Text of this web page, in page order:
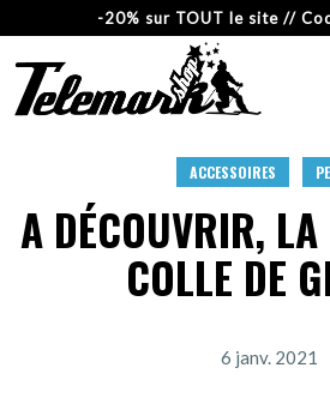
-20% sur TOUT le site //
ACCESSOIRES
A DÉCOUVRIR,
COLLE DE
6 janv. 2021